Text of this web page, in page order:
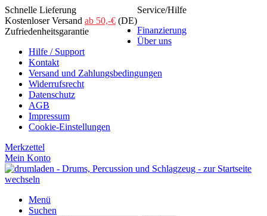
Schnelle Lieferung
Kostenloser Versand ab 50,-€ (DE)
Zufriedenheitsgarantie
Service/Hilfe
Finanzierung
Über uns
Hilfe / Support
Kontakt
Versand und Zahlungsbedingungen
Widerrufsrecht
Datenschutz
AGB
Impressum
Cookie-Einstellungen
Merkzettel
Mein Konto
Menü
Suchen